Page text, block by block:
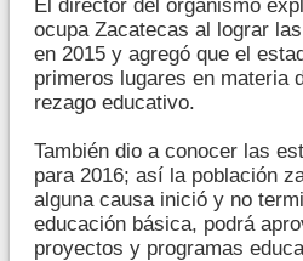
El director del organismo
ocupa Zacatecas al lograr
en 2015 y agregó que el
primeros lugares en materia
rezago educativo.
También dio a conocer las
para 2016; así la población
alguna causa inició y no
educación básica, podrá
proyectos y programas